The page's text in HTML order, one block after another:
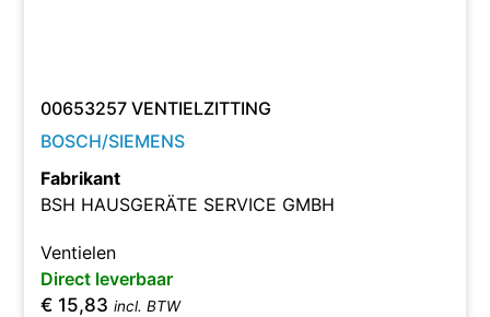
00653257 VENTIELZITTING
BOSCH/SIEMENS
Fabrikant
BSH HAUSGERÄTE SERVICE GMBH
Ventielen
Direct leverbaar
€ 15,83 incl. BTW